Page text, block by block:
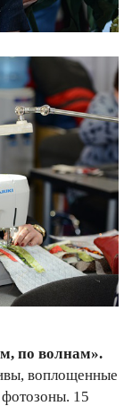
по волнам».
воплощенные
15